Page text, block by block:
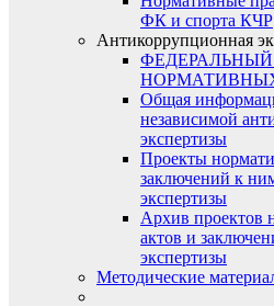
ФК и спорта КЧР
Антикоррупционная
Общая
независимой
экспертизы
Проекты
заключений к
экспертизы
Архив проектов
актов и
экспертизы
Методические